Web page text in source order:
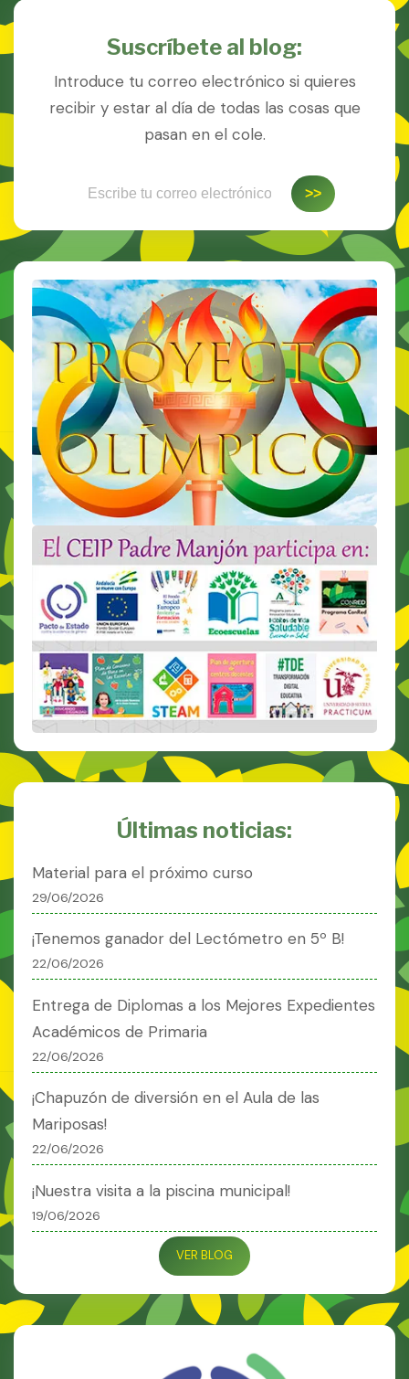
Suscríbete al blog:
Introduce tu correo electrónico si quieres
recibir y estar al día de todas las cosas que
pasan en el cole.
>>
Últimas noticias:
Material para el próximo curso
29/06/2026
¡Tenemos ganador del Lectómetro en 5º B!
22/06/2026
Entrega de Diplomas a los Mejores Expedientes
Académicos de Primaria
22/06/2026
¡Chapuzón de diversión en el Aula de las
Mariposas!
22/06/2026
¡Nuestra visita a la piscina municipal!
19/06/2026
VER BLOG